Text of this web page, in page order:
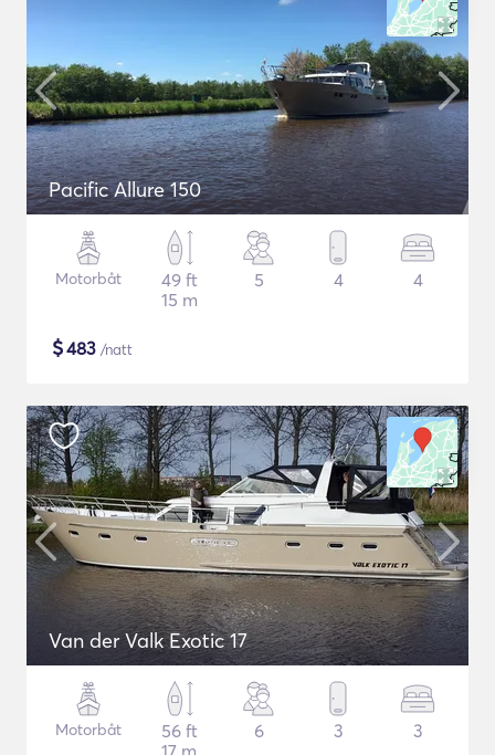
Pacific Allure 150
Motorbåt
49 ft
15 m
5 4 4
$483 /natt
Van der Valk Exotic 17
Motorbåt
56 ft
17 m
6 3 3